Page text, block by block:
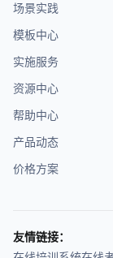
场景实践
模板中心
实施服务
资源中心
帮助中心
产品动态
价格方案
友情链接：